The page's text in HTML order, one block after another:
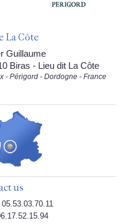
La Côte
Guillaume
Biras - Lieu dit La Côte
- Périgord - Dordogne - France
us